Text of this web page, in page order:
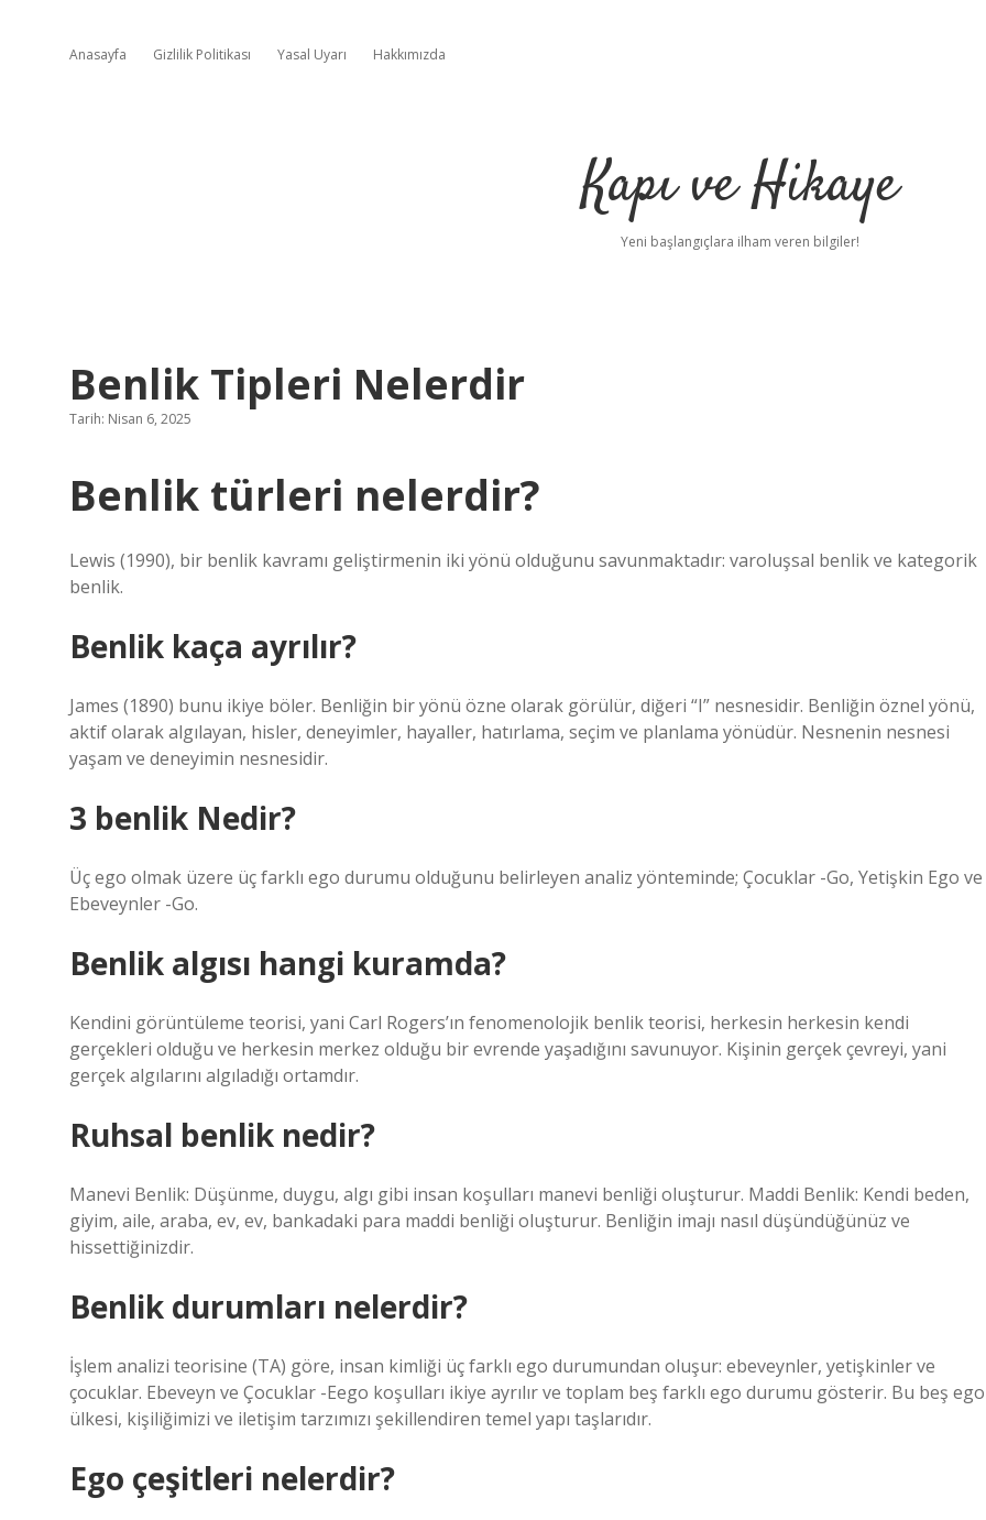
Anasayfa Gizlilik Politikası Yasal Uyarı Hakkımızda
Kapı ve Hikaye
Yeni başlangıçlara ilham veren bilgiler!
Benlik Tipleri Nelerdir
Tarih: Nisan 6, 2025
Benlik türleri nelerdir?
Lewis (1990), bir benlik kavramı geliştirmenin iki yönü olduğunu savunmaktadır: varoluşsal benlik ve kategorik
benlik.
Benlik kaça ayrılır?
James (1890) bunu ikiye böler. Benliğin bir yönü özne olarak görülür, diğeri “I” nesnesidir. Benliğin öznel yönü,
aktif olarak algılayan, hisler, deneyimler, hayaller, hatırlama, seçim ve planlama yönüdür. Nesnenin nesnesi
yaşam ve deneyimin nesnesidir.
3 benlik Nedir?
Üç ego olmak üzere üç farklı ego durumu olduğunu belirleyen analiz yönteminde; Çocuklar -Go, Yetişkin Ego ve
Ebeveynler -Go.
Benlik algısı hangi kuramda?
Kendini görüntüleme teorisi, yani Carl Rogers’ın fenomenolojik benlik teorisi, herkesin herkesin kendi
gerçekleri olduğu ve herkesin merkez olduğu bir evrende yaşadığını savunuyor. Kişinin gerçek çevreyi, yani
gerçek algılarını algıladığı ortamdır.
Ruhsal benlik nedir?
Manevi Benlik: Düşünme, duygu, algı gibi insan koşulları manevi benliği oluşturur. Maddi Benlik: Kendi beden,
giyim, aile, araba, ev, ev, bankadaki para maddi benliği oluşturur. Benliğin imajı nasıl düşündüğünüz ve
hissettiğinizdir.
Benlik durumları nelerdir?
İşlem analizi teorisine (TA) göre, insan kimliği üç farklı ego durumundan oluşur: ebeveynler, yetişkinler ve
çocuklar. Ebeveyn ve Çocuklar -Eego koşulları ikiye ayrılır ve toplam beş farklı ego durumu gösterir. Bu beş ego
ülkesi, kişiliğimizi ve iletişim tarzımızı şekillendiren temel yapı taşlarıdır.
Ego çeşitleri nelerdir?